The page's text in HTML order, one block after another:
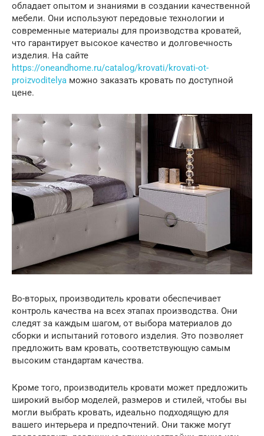
обладает опытом и знаниями в создании качественной
мебели. Они используют передовые технологии и
современные материалы для производства кроватей,
что гарантирует высокое качество и долговечность
изделия. На сайте
https://oneandhome.ru/catalog/krovati/krovati-ot-
proizvoditelya можно заказать кровать по доступной
цене.
Во-вторых, производитель кровати обеспечивает
контроль качества на всех этапах производства. Они
следят за каждым шагом, от выбора материалов до
сборки и испытаний готового изделия. Это позволяет
предложить вам кровать, соответствующую самым
высоким стандартам качества.
Кроме того, производитель кровати может предложить
широкий выбор моделей, размеров и стилей, чтобы вы
могли выбрать кровать, идеально подходящую для
вашего интерьера и предпочтений. Они также могут